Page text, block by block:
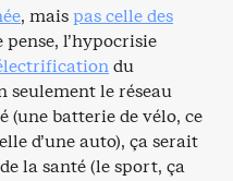
, maispas celle des
pense, l’hypocrisie
du
seulement le réseau
(une batterie de vélo, ce
d’une auto), ça serait
la santé (le sport, ça